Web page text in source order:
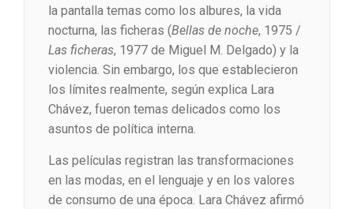
la pantalla temas como los albures, la vida
nocturna, las ficheras (Bellas de noche, 1975 /
Las ficheras, 1977 de Miguel M. Delgado) y la
violencia. Sin embargo, los que establecieron
los límites realmente, según explica Lara
Chávez, fueron temas delicados como los
asuntos de política interna.
Las películas registran las transformaciones
en las modas, en el lenguaje y en los valores
de consumo de una época. Lara Chávez afirmó